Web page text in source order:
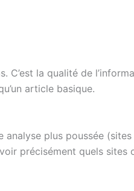
C’est la qualité de
article basique.
analyse plus poussée
précisément quels sites